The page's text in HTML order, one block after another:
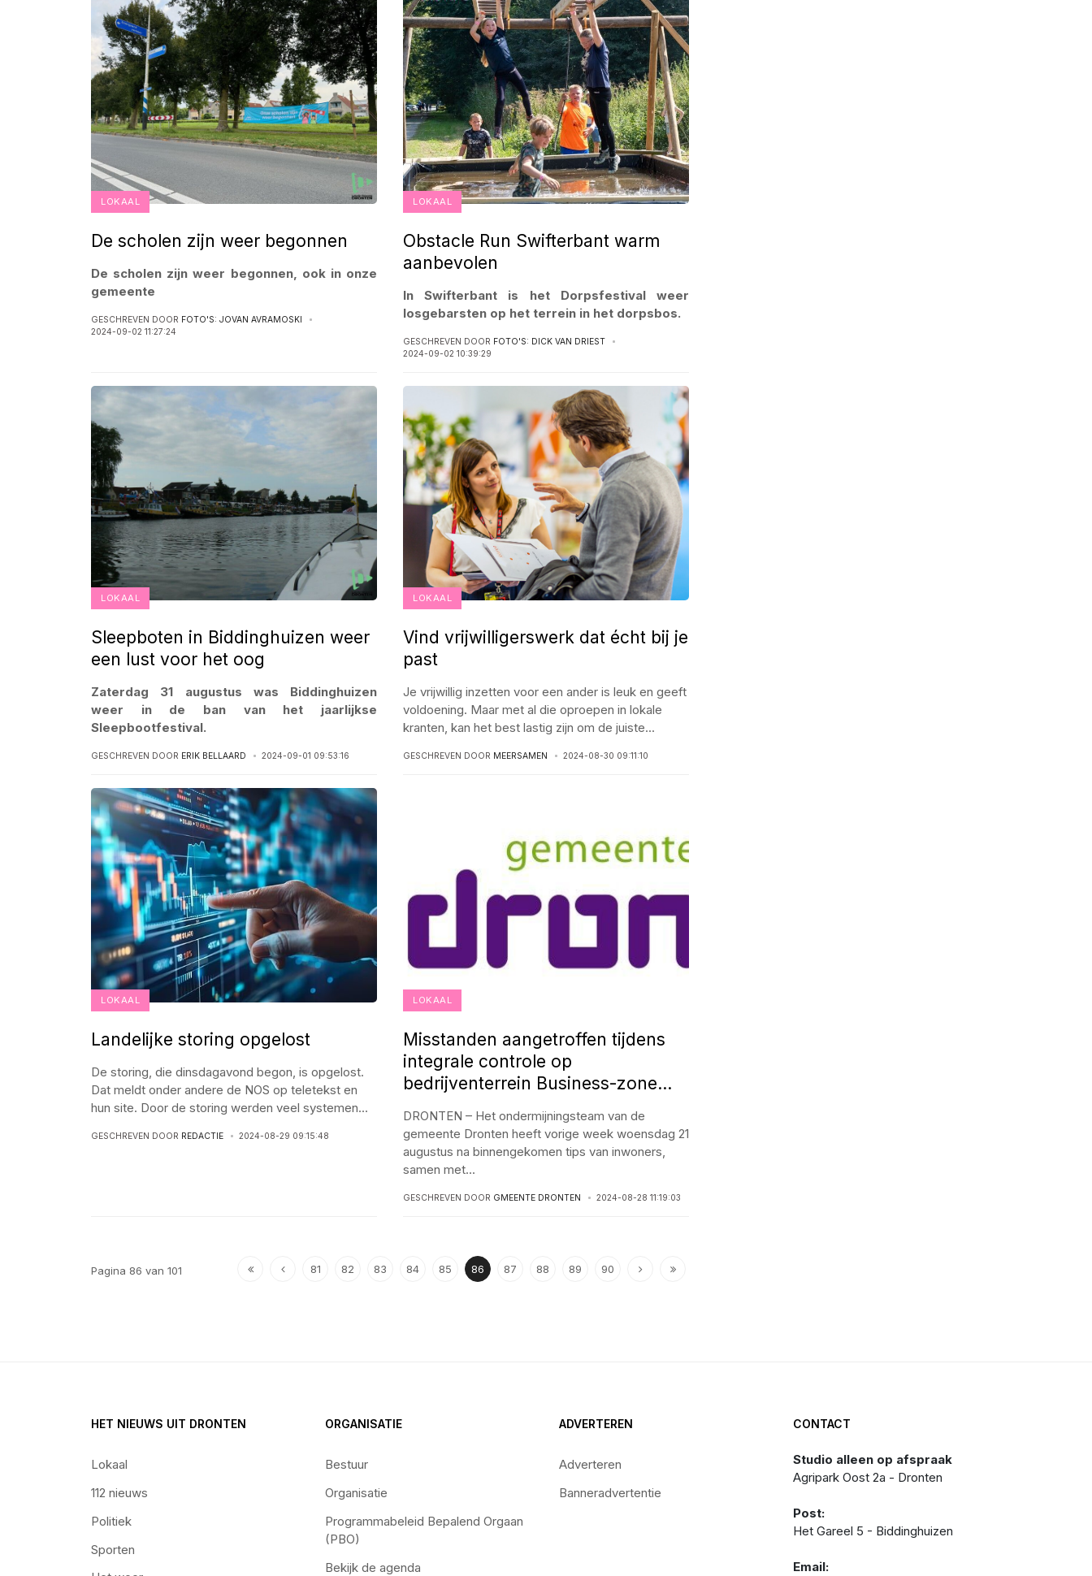
LOKAAL
De scholen zijn weer begonnen
De scholen zijn weer begonnen, ook in onze
gemeente
GESCHREVEN DOOR FOTO'S: JOVAN AVRAMOSKI
2024-09-02 11:27:24
LOKAAL
Obstacle Run Swifterbant warm
aanbevolen
In Swifterbant is het Dorpsfestival weer
losgebarsten op het terrein in het dorpsbos.
GESCHREVEN DOOR FOTO'S: DICK VAN DRIEST
2024-09-02 10:39:29
LOKAAL
Sleepboten in Biddinghuizen weer
een lust voor het oog
Zaterdag 31 augustus was Biddinghuizen
weer in de ban van het jaarlijkse
Sleepbootfestival.
GESCHREVEN DOOR ERIK BELLAARD 2024-09-01 09:53:16
LOKAAL
Vind vrijwilligerswerk dat écht bij je
past
Je vrijwillig inzetten voor een ander is leuk en geeft
voldoening. Maar met al die oproepen in lokale
kranten, kan het best lastig zijn om de juiste...
GESCHREVEN DOOR MEERSAMEN 2024-08-30 09:11:10
LOKAAL
Landelijke storing opgelost
De storing, die dinsdagavond begon, is opgelost.
Dat meldt onder andere de NOS op teletekst en
hun site. Door de storing werden veel systemen...
GESCHREVEN DOOR REDACTIE 2024-08-29 09:15:48
LOKAAL
Misstanden aangetroffen tijdens
integrale controle op
bedrijventerrein Business-zone
DRONTEN – Het ondermijningsteam van de
gemeente Dronten heeft vorige week woensdag 21
augustus na binnengekomen tips van inwoners,
samen met...
GESCHREVEN DOOR GMEENTE DRONTEN 2024-08-28 11:19:03
81 82 83 84 85 86 87 88 89 90
Pagina 86 van 101
HET NIEUWS UIT DRONTEN
Lokaal
112 nieuws
Politiek
Sporten
ORGANISATIE
Bestuur
Organisatie
Programmabeleid Bepalend Orgaan
(PBO)
Bekijk de agenda
ADVERTEREN
Adverteren
Banneradvertentie
CONTACT
Studio alleen op afspraak
Agripark Oost 2a - Dronten
Post:
Het Gareel 5 - Biddinghuizen
Email: